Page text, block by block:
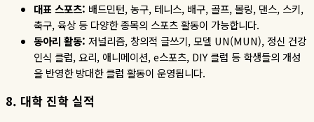
대표 스포츠: 배드민턴, 농구, 테니스, 배구, 골프, 볼링, 댄스, 스키,
축구, 육상 등 다양한 종목의 스포츠 활동이 가능합니다.
동아리 활동: 저널리즘, 창의적 글쓰기, 모델 UN(MUN), 정신 건강
인식 클럽, 요리, 애니메이션, e스포츠, DIY클럽 등 학생들의 개성
을 반영한 방대한 클럽 활동이 운영됩니다.
8. 대학 진학 실적